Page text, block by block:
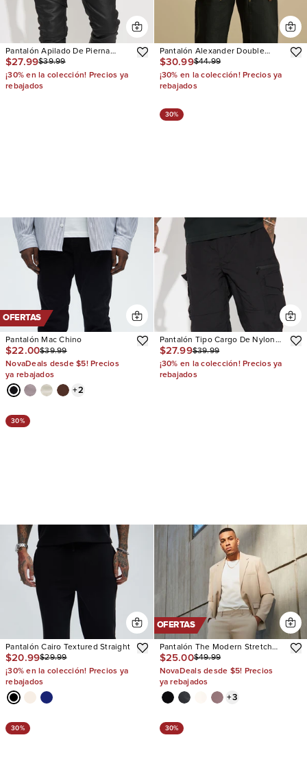
Pantalón Apilado De Pierna
Ancha Beg For Me Coated
$27.99$39.99
¡30% en la colección! Precios ya
rebajados
Pantalón Alexander Double
Knee Utility
$30.99$44.99
¡30% en la colección! Precios ya
rebajados
OFERTAS
Pantalón Mac Chino
$22.00$39.99
NovaDeals desde $5! Precios
ya rebajados
+2
30%
Pantalón Tipo Cargo De Nylon
Echo
$27.99$39.99
¡30% en la colección! Precios ya
rebajados
30%
Pantalón Cairo Textured Straight
$20.99$29.99
¡30% en la colección! Precios ya
rebajados
OFERTAS
Pantalón The Modern Stretch
Slim
$25.00$49.99
NovaDeals desde $5! Precios
ya rebajados
+3
30% 30%